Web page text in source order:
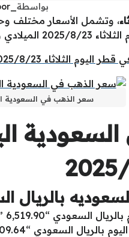
بواسطة
، وتشمل الأسعار مختلف
1444/1/25 الهجري.
الثلاثاء 2025/8/23
سعر الذهب في السعودية اليوم
بالريال
مقابل السعر بالدولار الأمريكي “1,736.08 “.